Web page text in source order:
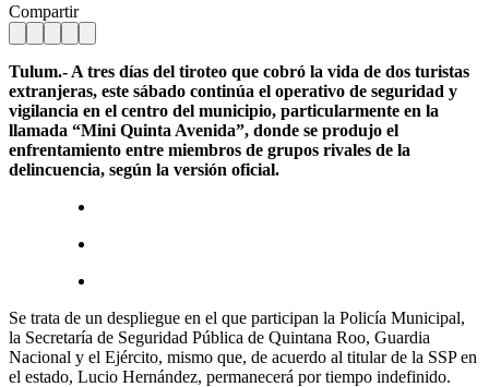
Compartir
Tulum.- A tres días del tiroteo que cobró la vida de dos turistas
extranjeras, este sábado continúa el operativo de seguridad y
vigilancia en el centro del municipio, particularmente en la
llamada “Mini Quinta Avenida”, donde se produjo el
enfrentamiento entre miembros de grupos rivales de la
delincuencia, según la versión oficial.
Se trata de un despliegue en el que participan la Policía Municipal,
la Secretaría de Seguridad Pública de Quintana Roo, Guardia
Nacional y el Ejército, mismo que, de acuerdo al titular de la SSP en
el estado, Lucio Hernández, permanecerá por tiempo indefinido.